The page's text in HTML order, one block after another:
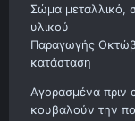
Σώμα μεταλλικό,
υλικού
Παραγωγής
κατάσταση
Αγορασμένα πριν
κουβαλούν την